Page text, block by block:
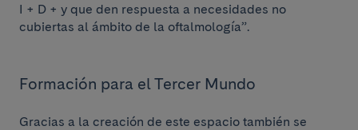
I + D + y que den respuesta a necesidades no
cubiertas al ámbito de la oftalmología”.
Formación para el Tercer Mundo
Gracias a la creación de este espacio también se